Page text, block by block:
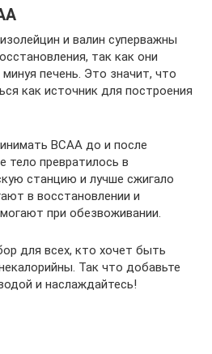
и валин суперважны
так как они
печень. Это значит, что
как источник для построения
BCAA до и после
тело превратилось в
станцию и лучше сжигало
в восстановлении и
при обезвоживании.
для всех, кто хочет быть
Так что добавьте
и наслаждайтесь!